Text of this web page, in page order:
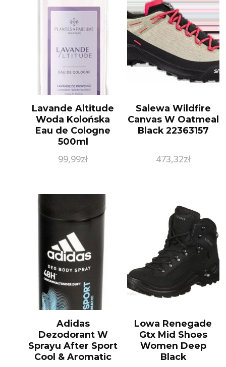
Lavande Altitude
Woda Kolońska
Eau de Cologne
500ml
99,99zł
Salewa Wildfire
Canvas W Oatmeal
Black 22363157
473,32zł
Adidas
Dezodorant W
Sprayu After Sport
Cool & Aromatic
Lowa Renegade
Gtx Mid Shoes
Women Deep
Black